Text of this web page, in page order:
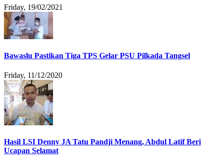
Friday, 19/02/2021
Bawaslu Pastikan Tiga TPS Gelar PSU Pilkada Tangsel
Friday, 11/12/2020
Hasil LSI Denny JA Tatu Pandji Menang, Abdul Latif Beri
Ucapan Selamat